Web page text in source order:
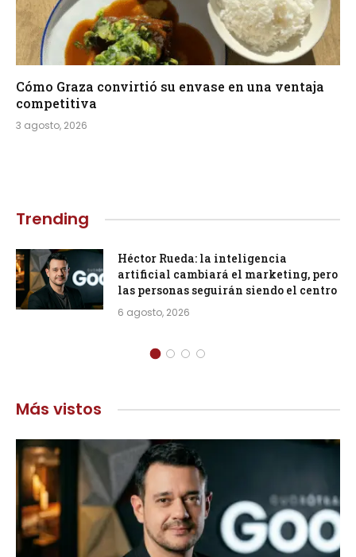
Cómo Graza convirtió su envase en una ventaja
competitiva
3 agosto, 2026
Trending
Héctor Rueda: la inteligencia
artificial cambiará el marketing, pero
las personas seguirán siendo el centro
6 agosto, 2026
Más vistos